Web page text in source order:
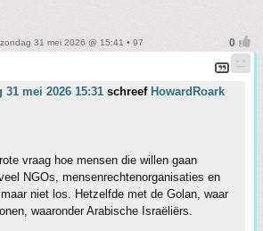
zondag 31 mei 2026 @ 15:41 • 97
31 mei 2026 15:31 schreef HowardRoark
vraag hoe mensen die willen gaan
NGOs, mensenrechtenorganisaties en
niet los. Hetzelfde met de Golan, waar
waaronder Arabische Israëliërs.